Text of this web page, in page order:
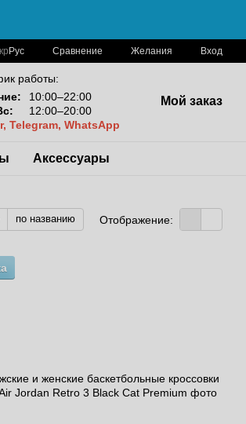
Рус Сравнение Желания Вход
работы:
10:00–22:00
12:00–20:00
Telegram, WhatsApp
Мой заказ
Аксессуары
по названию Отображение: